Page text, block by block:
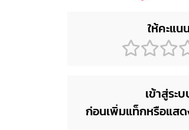
ให้คะแน
เข้าสู่ระ
ก่อนเพิ่มแท็กหรือแส